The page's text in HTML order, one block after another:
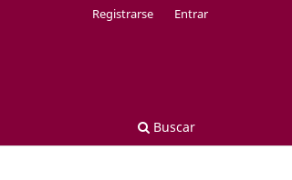
Buscar
Registrarse Entrar